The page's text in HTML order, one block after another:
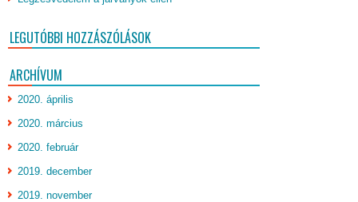
LEGUTÓBBI HOZZÁSZÓLÁSOK
ARCHÍVUM
2020. április
2020. március
2020. február
2019. december
2019. november